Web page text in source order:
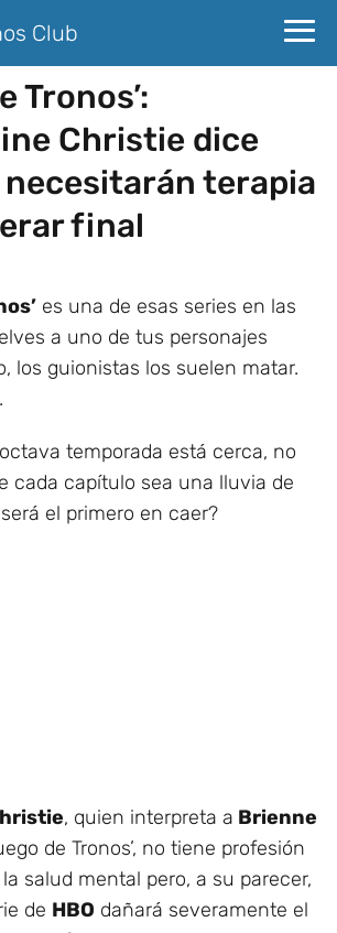
Club
Tronos’:
Christie dice
terapia
final
es una de esas series en las
a uno de tus personajes
los guionistas los suelen matar.
temporada está cerca, no
cada capítulo sea una lluvia de
el primero en caer?
, quien interpreta a Brienne
de Tronos’, no tiene profesión
salud mental pero, a su parecer,
de HBO dañará severamente el